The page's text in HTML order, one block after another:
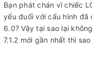
Bạn phát chán vì chiếc
yếu đuối với cấu hình
6.0? Vậy tại sao lại
7.1.2 mới gần nhất thì